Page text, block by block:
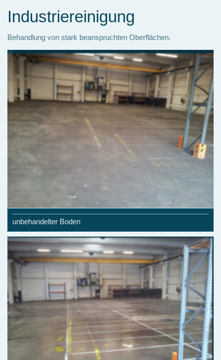
Industriereinigung
Behandlung von stark beanspruchten Oberflächen.
unbehandelter Boden